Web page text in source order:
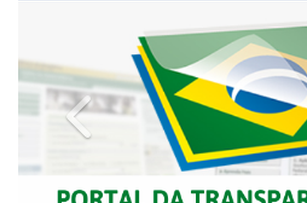
Previous